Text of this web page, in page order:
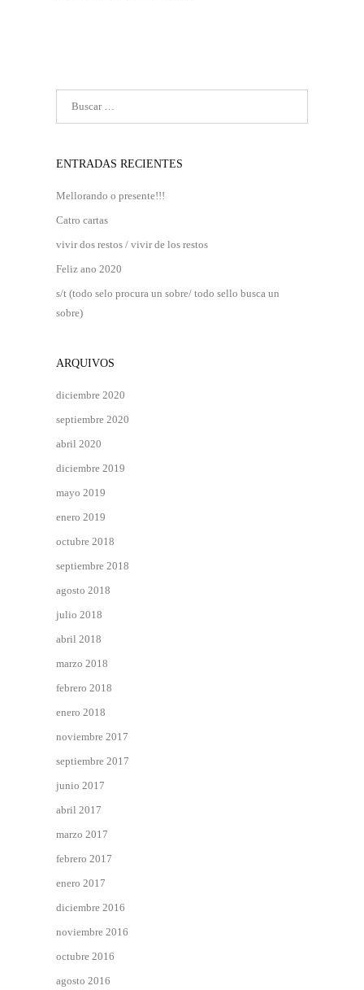
ENTRADAS RECIENTES
Mellorando o presente!!!
Catro cartas
vivir dos restos / vivir de los restos
Feliz ano 2020
s/t (todo selo procura un sobre/ todo sello busca un
sobre)
ARQUIVOS
diciembre 2020
septiembre 2020
abril 2020
diciembre 2019
mayo 2019
enero 2019
octubre 2018
septiembre 2018
agosto 2018
julio 2018
abril 2018
marzo 2018
febrero 2018
enero 2018
noviembre 2017
septiembre 2017
junio 2017
abril 2017
marzo 2017
febrero 2017
enero 2017
diciembre 2016
noviembre 2016
octubre 2016
agosto 2016